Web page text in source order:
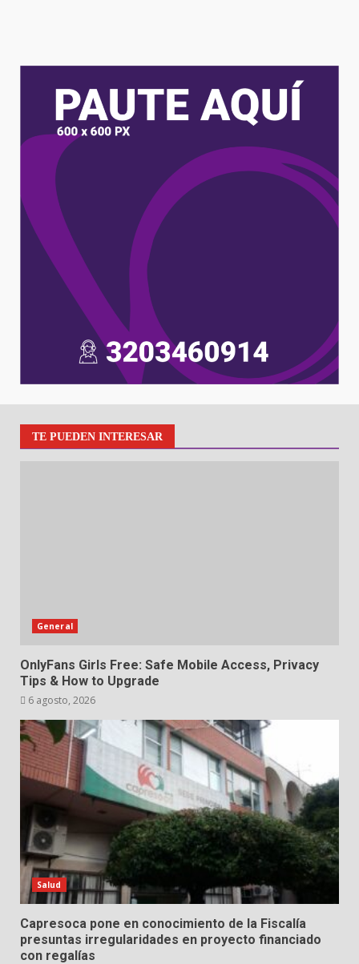
TE PUEDEN INTERESAR
General
OnlyFans Girls Free: Safe Mobile Access, Privacy
Tips & How to Upgrade
6 agosto, 2026
Salud
Capresoca pone en conocimiento de la Fiscalía
presuntas irregularidades en proyecto financiado
con regalías